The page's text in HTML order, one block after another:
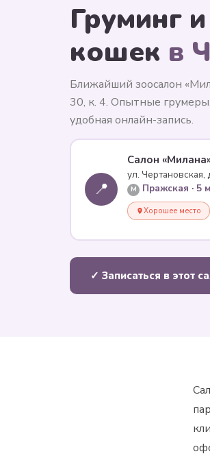
Груминг
кошек в
Ближайший зоосалон
30, к. 4. Опытные
удобная онлайн-запись.
📍
Салон
ул. Чертановская,
M Пражская · 5
Хорошее место
✓ Записаться в этот